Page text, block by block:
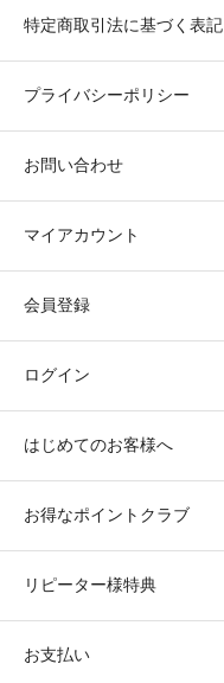
特定商取引法に基づく表記
プライバシーポリシー
お問い合わせ
マイアカウント
会員登録
ログイン
はじめてのお客様へ
お得なポイントクラブ
リピーター様特典
お支払い